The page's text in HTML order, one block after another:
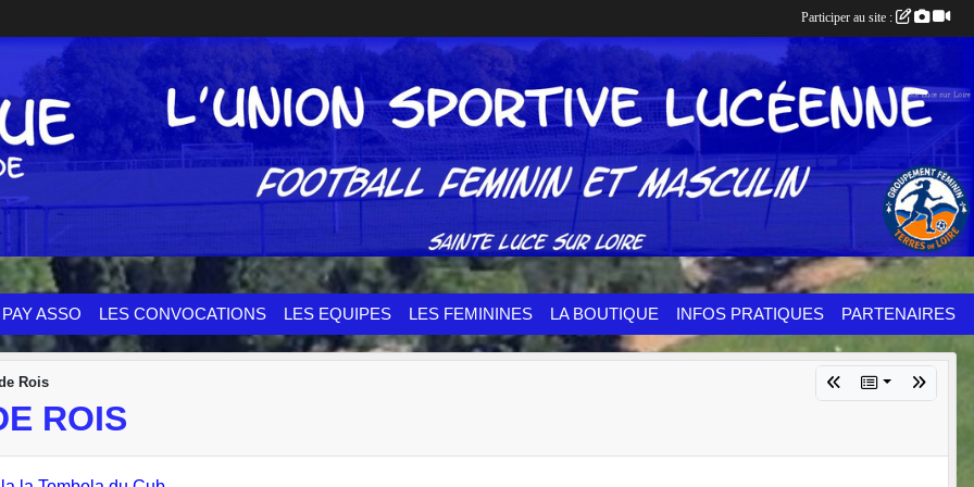
PAY ASSO LES CONVOCATIONS LES EQUIPES LES FEMININES LA BOUTIQUE INFOS PRATIQUES PARTENAIRES
Rois
ROIS
Participer au site :